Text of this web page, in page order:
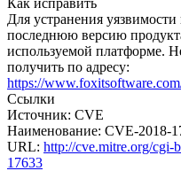
Для устранения
последнюю версию
используемой платформе.
получить по адресу:
https://
Ссылки
Источник: CVE
Наименование: CVE-2018-
URL: http://cve.mitre.org/cgi-
17633